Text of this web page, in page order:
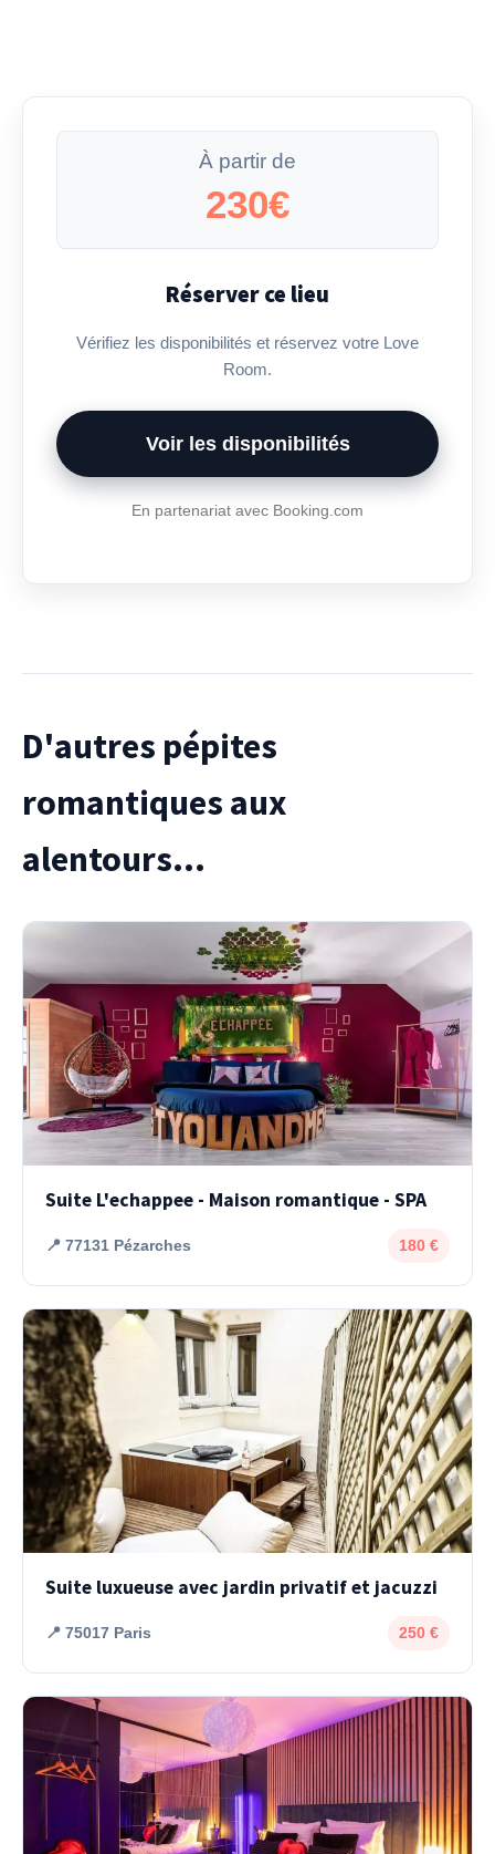
À partir de
230€
Réserver ce lieu
Vérifiez les disponibilités et réservez votre Love
Room.
Voir les disponibilités
En partenariat avec Booking.com
D'autres pépites
romantiques aux
alentours...
Suite L'echappee - Maison romantique - SPA
📍 77131 Pézarches 180 €
Suite luxueuse avec jardin privatif et jacuzzi
📍 75017 Paris 250 €